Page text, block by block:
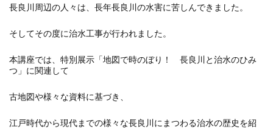
長良川周辺の人々は、長年長良川の水害に苦しんできました。
そしてその度に治水工事が行われました。
本講座では、特別展示「地図で時のぼり！ 長良川と治水のひみ
つ」に関連して
古地図や様々な資料に基づき、
江戸時代から現代までの様々な長良川にまつわる治水の歴史を紹